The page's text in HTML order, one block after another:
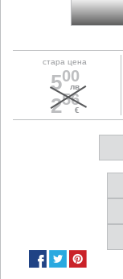
стара цена
500
лв
256
€